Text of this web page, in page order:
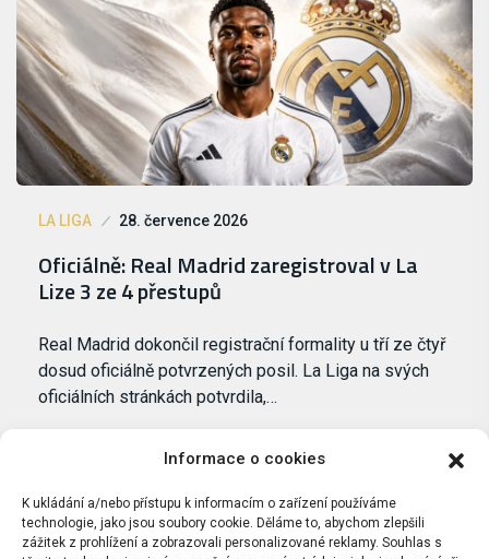
Informace o cookies
K ukládání a/nebo přístupu k informacím o zařízení používáme
technologie, jako jsou soubory cookie. Děláme to, abychom zlepšili
zážitek z prohlížení a zobrazovali personalizované reklamy. Souhlas s
LA LIGA 28. července 2026
Oficiálně: Real Madrid zaregistroval v La
Lize 3 ze 4 přestupů
Real Madrid dokončil registrační formality u tří ze čtyř
dosud oficiálně potvrzených posil. La Liga na svých
oficiálních stránkách potvrdila,…